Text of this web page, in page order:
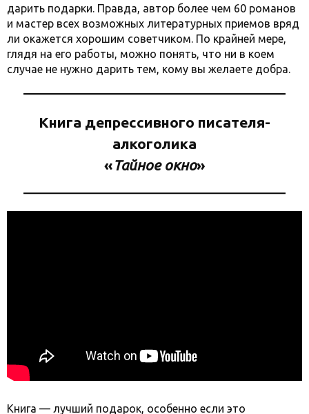
дарить подарки. Правда, автор более чем 60 романов
и мастер всех возможных литературных приемов вряд
ли окажется хорошим советчиком. По крайней мере,
глядя на его работы, можно понять, что ни в коем
случае не нужно дарить тем, кому вы желаете добра.
Книга депрессивного писателя-
алкоголика
«Тайное окно»
Книга — лучший подарок, особенно если это